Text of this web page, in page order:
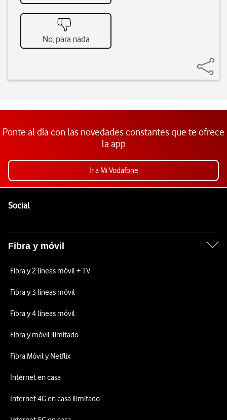
No, para nada
Ponte al día con las novedades constantes que te ofrece
la app
Ir a Mi Vodafone
SocialEnlaces a las redes sociales de Vodafone
Fibra y móvil
Fibra y 2 líneas móvil + TV
Fibra y 3 líneas móvil
Fibra y 4 líneas móvil
Fibra y móvil ilimitado
Fibra Móvil y Netflix
Internet en casa
Internet 4G en casa ilimitado